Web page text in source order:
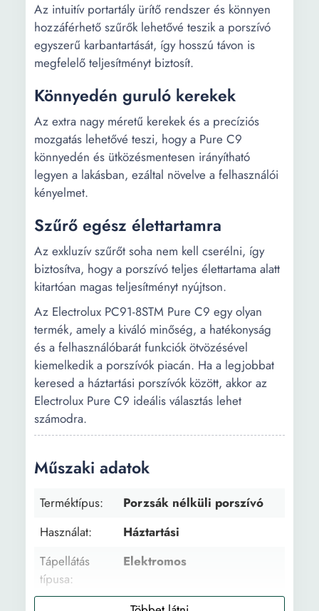
Az intuitív portartály ürítő rendszer és könnyen
hozzáférhető szűrők lehetővé teszik a porszívó
egyszerű karbantartását, így hosszú távon is
megfelelő teljesítményt biztosít.
Könnyedén guruló kerekek
Az extra nagy méretű kerekek és a precíziós
mozgatás lehetővé teszi, hogy a Pure C9
könnyedén és ütközésmentesen irányítható
legyen a lakásban, ezáltal növelve a felhasználói
kényelmet.
Szűrő egész élettartamra
Az exkluzív szűrőt soha nem kell cserélni, így
biztosítva, hogy a porszívó teljes élettartama alatt
kitartóan magas teljesítményt nyújtson.
Az Electrolux PC91-8STM Pure C9 egy olyan
termék, amely a kiváló minőség, a hatékonyság
és a felhasználóbarát funkciók ötvözésével
kiemelkedik a porszívók piacán. Ha a legjobbat
keresed a háztartási porszívók között, akkor az
Electrolux Pure C9 ideális választás lehet
számodra.
Műszaki adatok
Terméktípus:
Porzsák nélküli porszívó
Használat:
Háztartási
Tápellátás
típusa:
Elektromos